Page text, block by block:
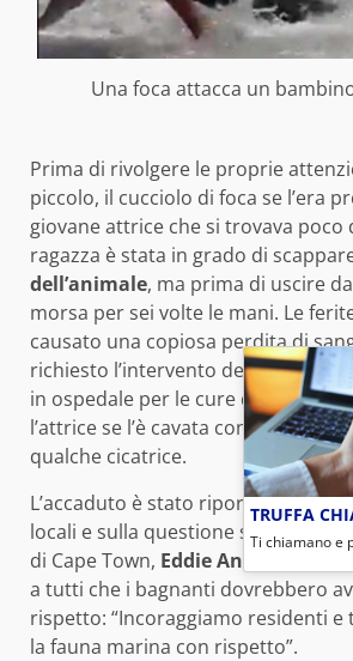
Una foca attacca un
Prima di rivolgere le proprie
piccolo, il cucciolo di foca se l’era
giovane attrice che si trovava poco
ragazza è stata in grado di
dell’animale, ma prima di uscire
morsa per sei volte le mani. Le
causato una copiosa perdita di
richiesto l’intervento
in ospedale per le cure del caso.
l’attrice se l’è cavata con un
qualche cicatrice.
L’accaduto è stato riportato su
locali e sulla questione si è
di Cape Town, Eddie Andrews
, il
a tutti che i bagnanti dovrebbero
rispetto: “Incoraggiamo residenti
la fauna marina con rispetto”.
TRUFFA
Ti chiamano e